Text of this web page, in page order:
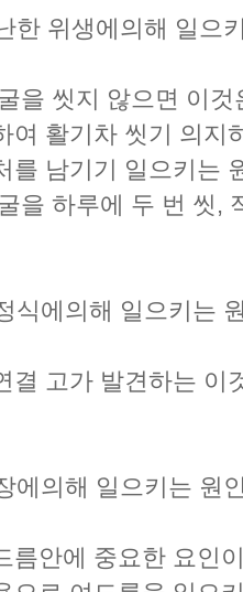
한 위생에의해 일으
을 씻지 않으면 이
여 활기차 씻기 의지
를 남기기 일으키는
을 하루에 두 번 씻,
식에의해 일으키는
결 고가 발견하는 이
에의해 일으키는 원
름안에 중요한 요인